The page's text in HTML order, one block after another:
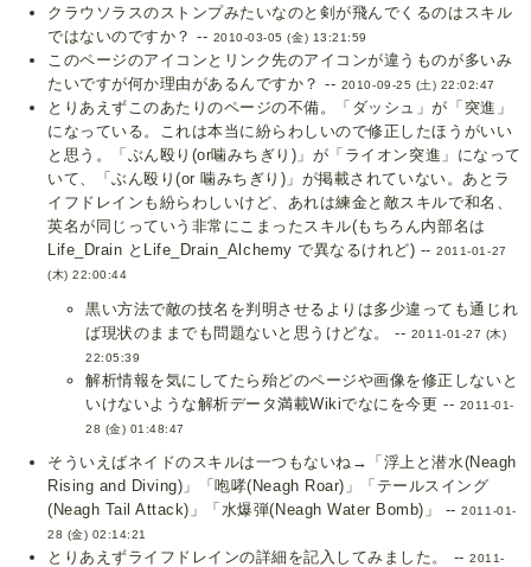
クラウソラスのストンプみたいなのと剣が飛んでくるのはスキル
ではないのですか？ -- 2010-03-05 (金) 13:21:59
このページのアイコンとリンク先のアイコンが違うものが多いみ
たいですが何か理由があるんですか？ -- 2010-09-25 (土) 22:02:47
とりあえずこのあたりのページの不備。「ダッシュ」が「突進」
になっている。これは本当に紛らわしいので修正したほうがいい
と思う。「ぶん殴り(or噛みちぎり)」が「ライオン突進」になって
いて、「ぶん殴り(or 噛みちぎり)」が掲載されていない。あとラ
イフドレインも紛らわしいけど、あれは練金と敵スキルで和名、
英名が同じっていう非常にこまったスキル(もちろん内部名は
Life_Drain とLife_Drain_Alchemy で異なるけれど) --2011-01-27
(木) 22:00:44
黒い方法で敵の技名を判明させるよりは多少違っても通じれ
ば現状のままでも問題ないと思うけどな。 -- 2011-01-27 (木)
22:05:39
解析情報を気にしてたら殆どのページや画像を修正しないと
いけないような解析データ満載Wikiでなにを今更 -- 2011-01-
28 (金) 01:48:47
そういえばネイドのスキルは一つもないね→「浮上と潜水(Neagh
Rising and Diving)」「咆哮(Neagh Roar)」「テールスイング
(Neagh Tail Attack)」「水爆弾(Neagh Water Bomb)」 --2011-01-
28 (金) 02:14:21
とりあえずライフドレインの詳細を記入してみました。 --2011-